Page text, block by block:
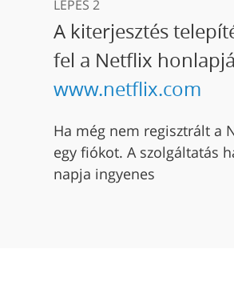
LÉPÉS 2
A kiterjesztés
fel a Netflix
www.netflix.com
Ha még nem regisztrált a
egy fiókot. A szolgáltatás
napja ingyenes